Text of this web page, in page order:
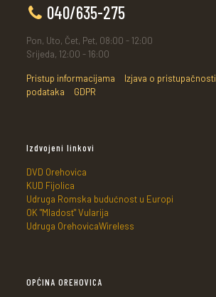
040/635-275
Pon, Uto, Čet, Pet, 08:00 - 12:00
Srijeda, 12:00 - 16:00
Pristup informacijama Izjava o pristupačnosti
podataka
GDPR
Izdvojeni linkovi
DVD Orehovica
KUD Fijolica
Udruga Romska budućnost u Europi
OK "Mladost" Vularija
Udruga OrehovicaWireless
OPĆINA OREHOVICA